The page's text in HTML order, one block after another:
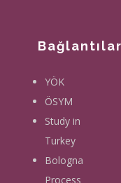
YÖK
ÖSYM
Study in
Turkey
Bologna
Process